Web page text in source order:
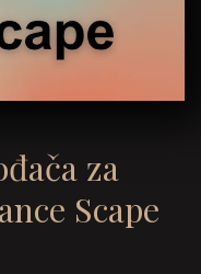
za
Scape